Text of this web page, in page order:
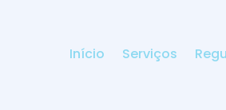
Início Serviços